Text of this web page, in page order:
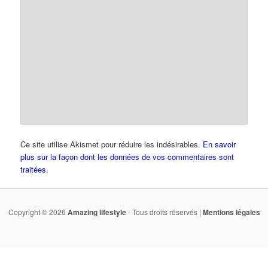
Ce site utilise Akismet pour réduire les indésirables. En savoir
plus sur la façon dont les données de vos commentaires sont
traitées.
Copyright © 2026 Amazing lifestyle- Tous droits réservés | Mentions légales